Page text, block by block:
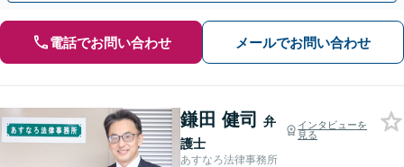
電話でお問い合わせ メールでお問い合わせ
鎌田 健司
弁
護士
インタビューを
見る
あすなろ法律事務所